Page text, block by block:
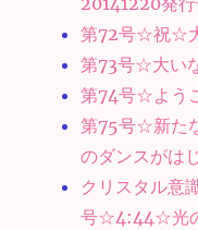
第72号☆祝☆
第73号☆大い
第74号☆よう
第75号☆新た
のダンスがは
クリスタル意
号☆4:44☆光